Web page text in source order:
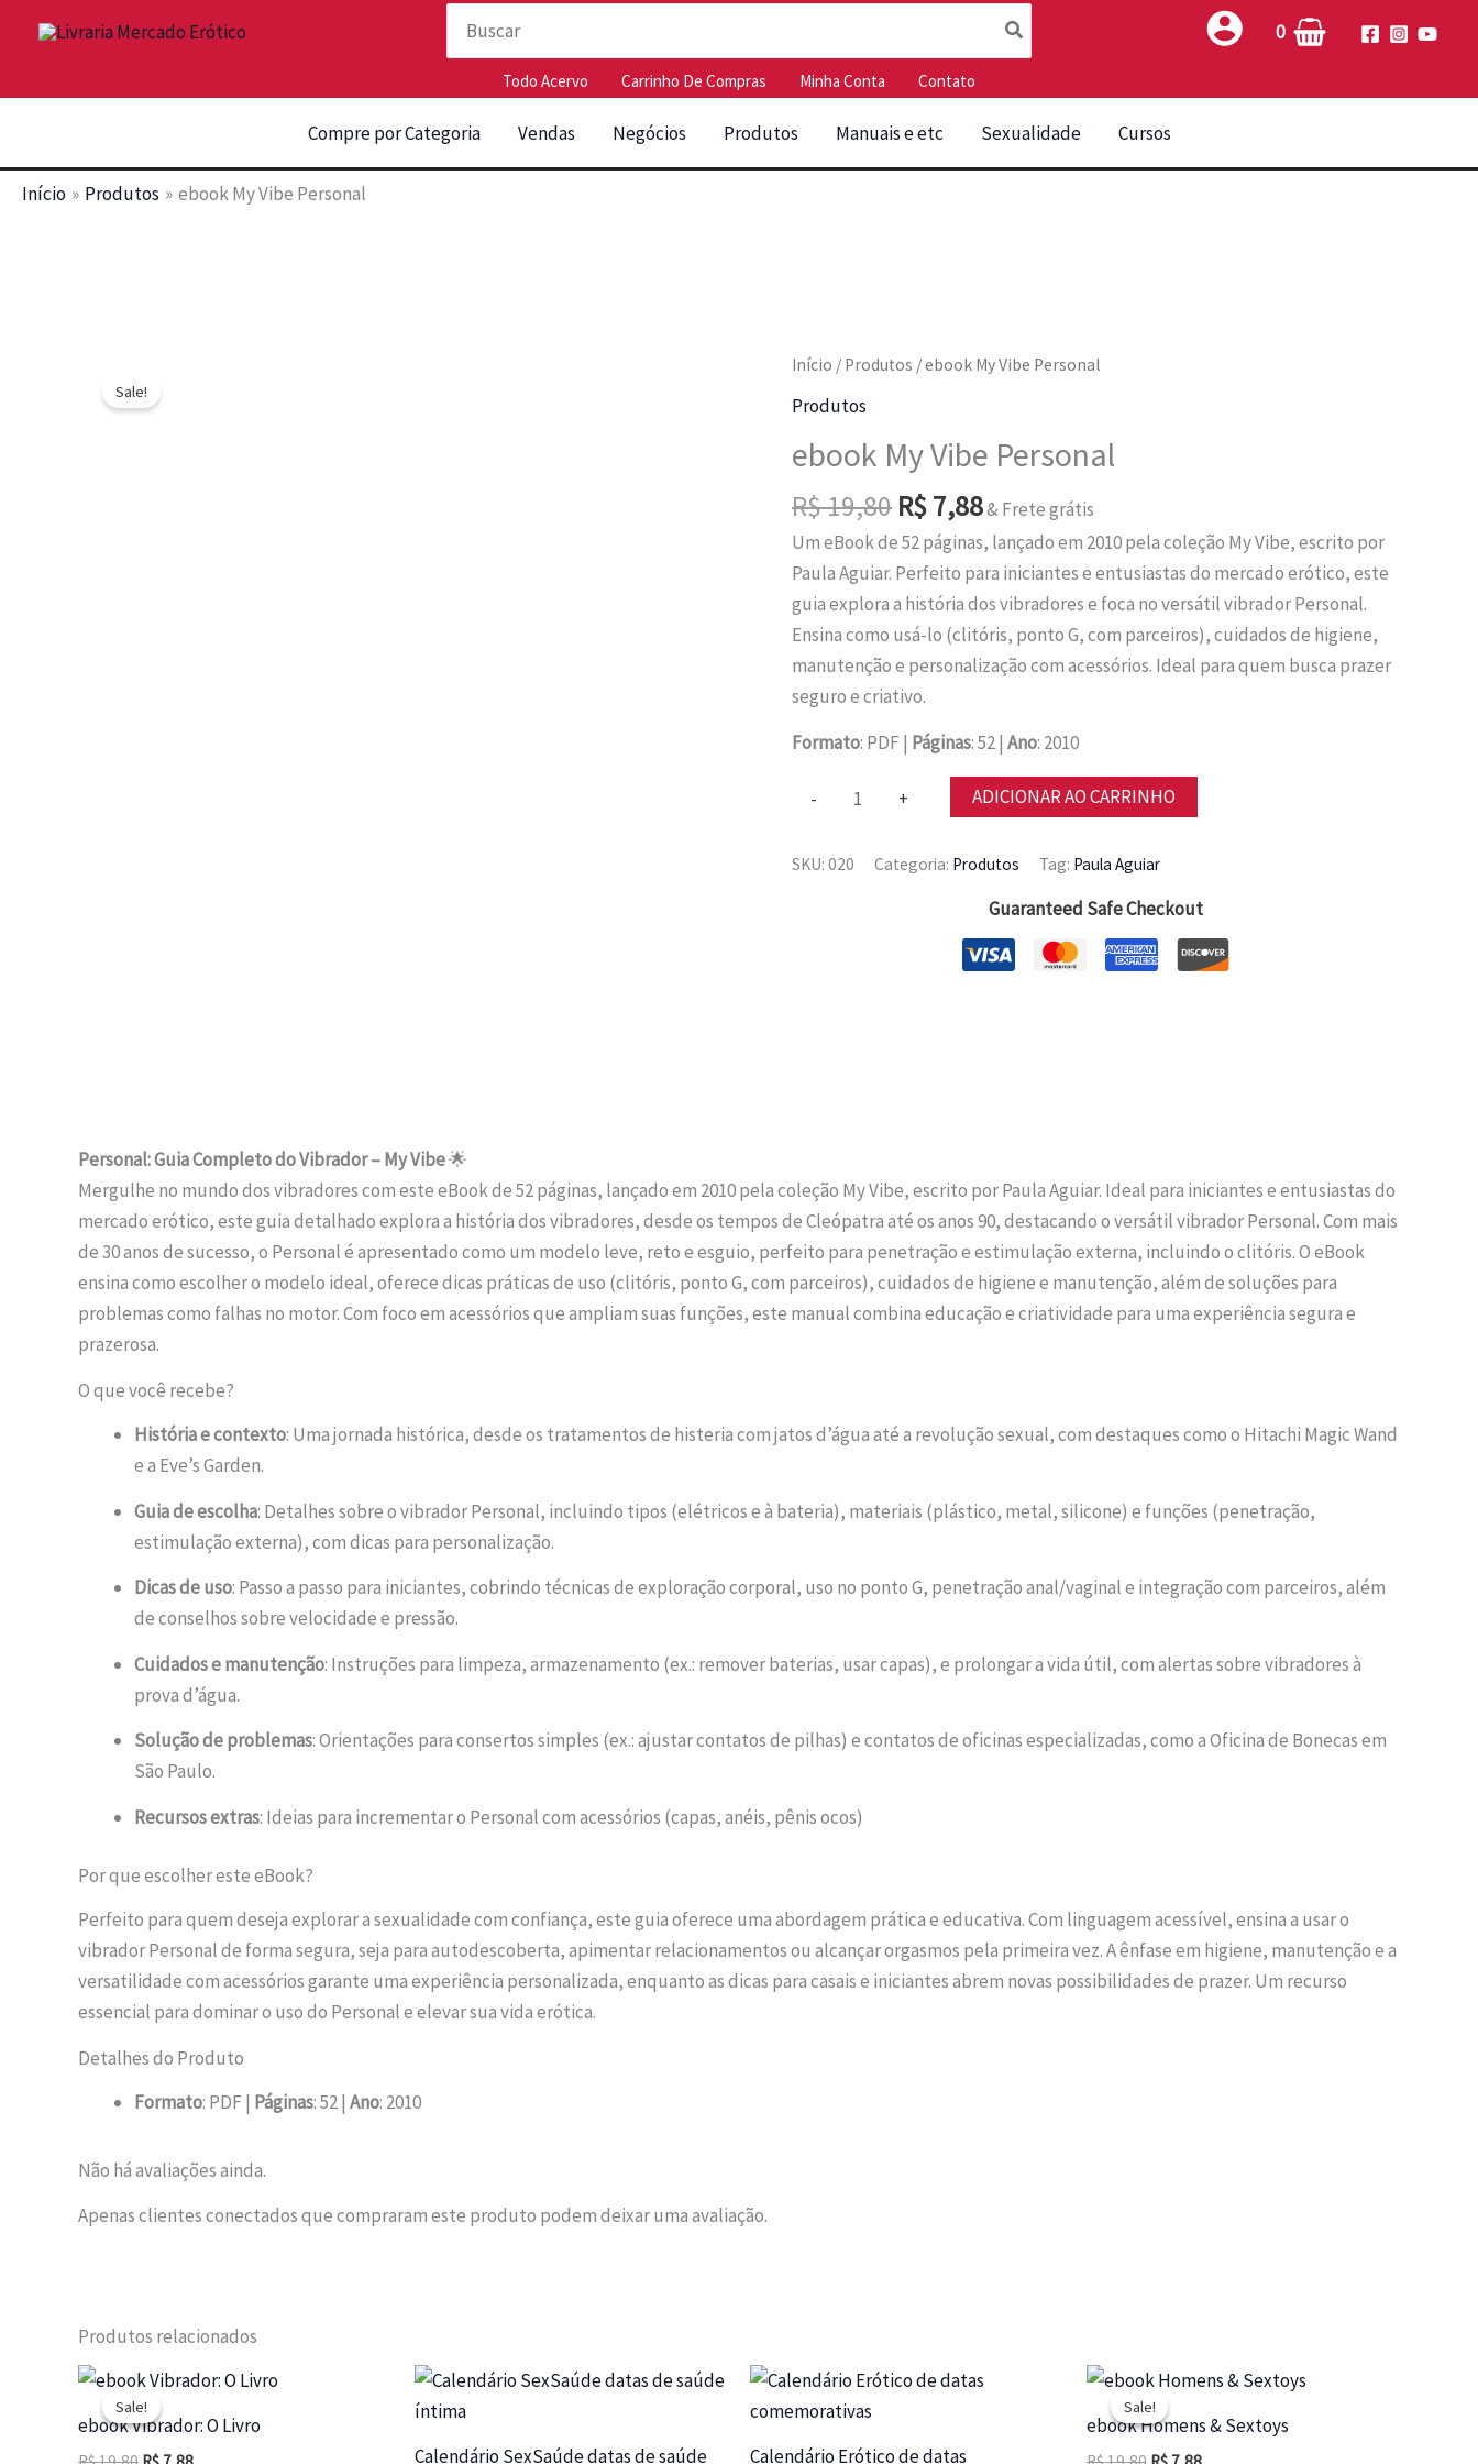
0
Todo Acervo Carrinho De Compras Minha Conta Contato
Compre por Categoria Vendas Negócios Produtos Manuais e etc Sexualidade Cursos
Início Produtos ebook My Vibe Personal
Sale!
Início / Produtos / ebook My Vibe Personal
Produtos
ebook My Vibe Personal
R$19,80 O
preço
original
era:
R$ 19,80.
R$7,88O
preço
atual
é:
R$ 7,88.
& Frete grátis
Um eBook de 52 páginas, lançado em 2010 pela coleção My Vibe, escrito por
Paula Aguiar. Perfeito para iniciantes e entusiastas do mercado erótico, este
guia explora a história dos vibradores e foca no versátil vibrador Personal.
Ensina como usá-lo (clitóris, ponto G, com parceiros), cuidados de higiene,
manutenção e personalização com acessórios. Ideal para quem busca prazer
seguro e criativo.
Formato: PDF | Páginas: 52 |Ano: 2010
-
Vibe
+ ADICIONAR AO CARRINHO
SKU:020 Categoria: Produtos Tag: Paula Aguiar
Guaranteed Safe Checkout
Personal: Guia Completo do Vibrador – My Vibe🌟
Mergulhe no mundo dos vibradores com este eBook de 52 páginas, lançado em 2010 pela coleção My Vibe, escrito por Paula Aguiar. Ideal para iniciantes e entusiastas do
mercado erótico, este guia detalhado explora a história dos vibradores, desde os tempos de Cleópatra até os anos 90, destacando o versátil vibrador Personal. Com mais
de 30 anos de sucesso, o Personal é apresentado como um modelo leve, reto e esguio, perfeito para penetração e estimulação externa, incluindo o clitóris. O eBook
ensina como escolher o modelo ideal, oferece dicas práticas de uso (clitóris, ponto G, com parceiros), cuidados de higiene e manutenção, além de soluções para
problemas como falhas no motor. Com foco em acessórios que ampliam suas funções, este manual combina educação e criatividade para uma experiência segura e
prazerosa.
O que você recebe?
História e contexto: Uma jornada histórica, desde os tratamentos de histeria com jatos d’água até a revolução sexual, com destaques como o Hitachi Magic Wand
e a Eve’s Garden.
Guia de escolha: Detalhes sobre o vibrador Personal, incluindo tipos (elétricos e à bateria), materiais (plástico, metal, silicone) e funções (penetração,
estimulação externa), com dicas para personalização.
Dicas de uso: Passo a passo para iniciantes, cobrindo técnicas de exploração corporal, uso no ponto G, penetração anal/vaginal e integração com parceiros, além
de conselhos sobre velocidade e pressão.
Cuidados e manutenção: Instruções para limpeza, armazenamento (ex.: remover baterias, usar capas), e prolongar a vida útil, com alertas sobre vibradores à
prova d’água.
Solução de problemas: Orientações para consertos simples (ex.: ajustar contatos de pilhas) e contatos de oficinas especializadas, como a Oficina de Bonecas em
São Paulo.
Recursos extras: Ideias para incrementar o Personal com acessórios (capas, anéis, pênis ocos)
Por que escolher este eBook?
Perfeito para quem deseja explorar a sexualidade com confiança, este guia oferece uma abordagem prática e educativa. Com linguagem acessível, ensina a usar o
vibrador Personal de forma segura, seja para autodescoberta, apimentar relacionamentos ou alcançar orgasmos pela primeira vez. A ênfase em higiene, manutenção e a
versatilidade com acessórios garante uma experiência personalizada, enquanto as dicas para casais e iniciantes abrem novas possibilidades de prazer. Um recurso
essencial para dominar o uso do Personal e elevar sua vida erótica.
Detalhes do Produto
Formato: PDF | Páginas: 52 | Ano: 2010
Não há avaliações ainda.
Apenas clientes conectados que compraram este produto podem deixar uma avaliação.
Produtos relacionados
Sale!
Sale!
ebook Vibrador: O Livro
Calendário SexSaúde datas de saúde
Calendário Erótico de datas
Sale!
Sale!
ebook Homens & Sextoys